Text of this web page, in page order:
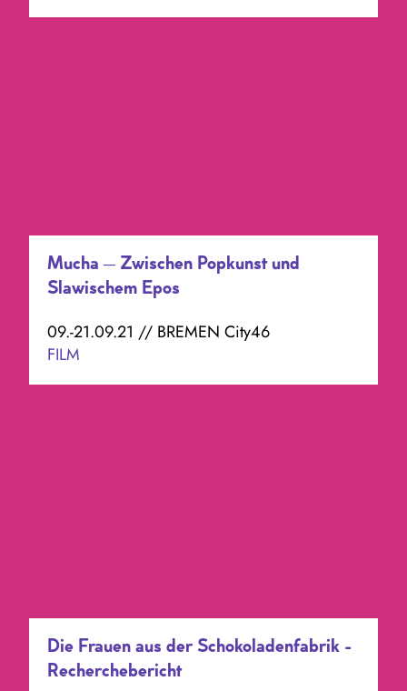
Mucha – Zwischen Popkunst und
Slawischem Epos
09.-21.09.21 // BREMEN City46
FILM
Die Frauen aus der Schokoladenfabrik -
Recherchebericht